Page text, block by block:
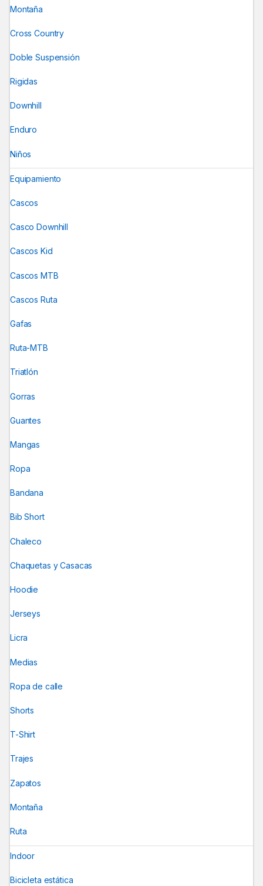
Montaña
Cross Country
Doble Suspensión
Rigidas
Downhill
Enduro
Niños
Equipamiento
Cascos
Casco Downhill
Cascos Kid
Cascos MTB
Cascos Ruta
Gafas
Ruta-MTB
Triatlón
Gorras
Guantes
Mangas
Ropa
Bandana
Bib Short
Chaleco
Chaquetas y Casacas
Hoodie
Jerseys
Licra
Medias
Ropa de calle
Shorts
T-Shirt
Trajes
Zapatos
Montaña
Ruta
Indoor
Bicicleta estática